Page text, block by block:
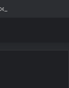
dedirtti